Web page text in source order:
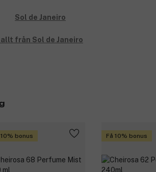
allt från Sol de Janeiro
10% bonus Få 10% bonus